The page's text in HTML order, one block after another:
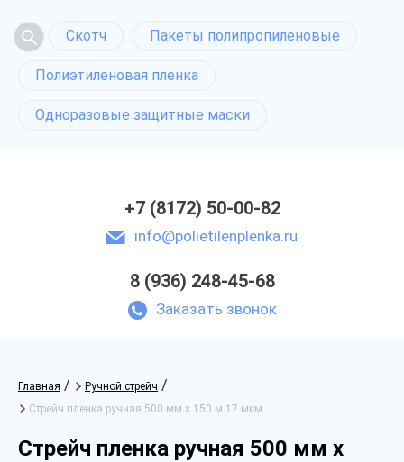
Скотч Пакеты полипропиленовые
Полиэтиленовая пленка
Одноразовые защитные маски
+7 (8172) 50-00-82
info@polietilenplenka.ru
8 (936) 248-45-68
Заказать звонок
Главная / Ручной стрейч /
Стрейч пленка ручная 500 мм х 150 м 17 мкм
Стрейч пленка ручная 500 мм х